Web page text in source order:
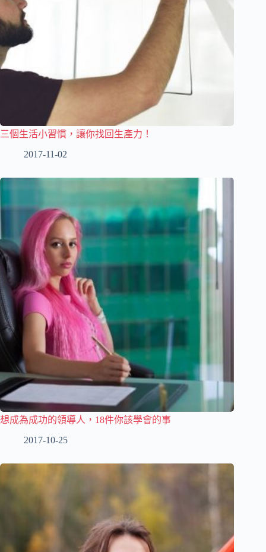
三個生活小習慣，讓你找回生產力！
2017-11-02
想成為成功的領導人，18件你該學會的事
2017-10-25